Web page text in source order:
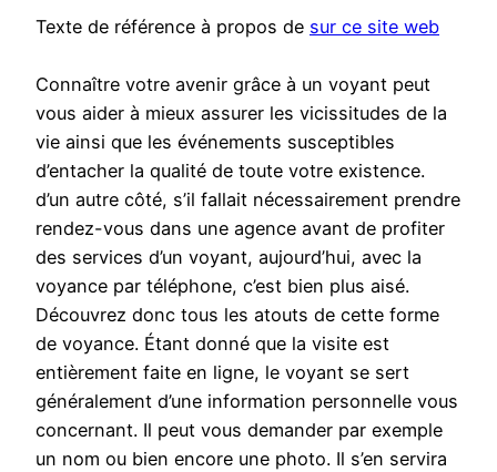
Texte de référence à propos de sur ce site web
Connaître votre avenir grâce à un voyant peut
vous aider à mieux assurer les vicissitudes de la
vie ainsi que les événements susceptibles
d’entacher la qualité de toute votre existence.
d’un autre côté, s’il fallait nécessairement prendre
rendez-vous dans une agence avant de profiter
des services d’un voyant, aujourd’hui, avec la
voyance par téléphone, c’est bien plus aisé.
Découvrez donc tous les atouts de cette forme
de voyance. Étant donné que la visite est
entièrement faite en ligne, le voyant se sert
généralement d’une information personnelle vous
concernant. Il peut vous demander par exemple
un nom ou bien encore une photo. Il s’en servira